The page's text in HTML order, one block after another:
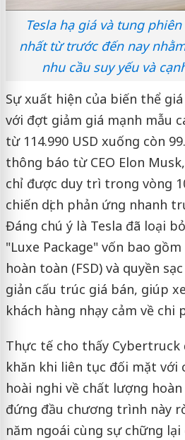
Tesla hạ giá và tung
nhất từ trước đến nay
nhu cầu suy yếu và
Sự xuất hiện của biến thể
với đợt giảm giá mạnh mẫu
từ 114.990 USD xuống còn
thông báo từ CEO Elon
chỉ được duy trì trong vòng
chiến dịch phản ứng nhanh
Đáng chú ý là Tesla đã loại
"Luxe Package" vốn bao
hoàn toàn (FSD) và quyền
giản cấu trúc giá bán, giúp
khách hàng nhạy cảm về chi
Thực tế cho thấy Cybertruck
khăn khi liên tục đối mặt với
hoài nghi về chất lượng
đứng đầu chương trình này
năm ngoái cùng sự chững lại